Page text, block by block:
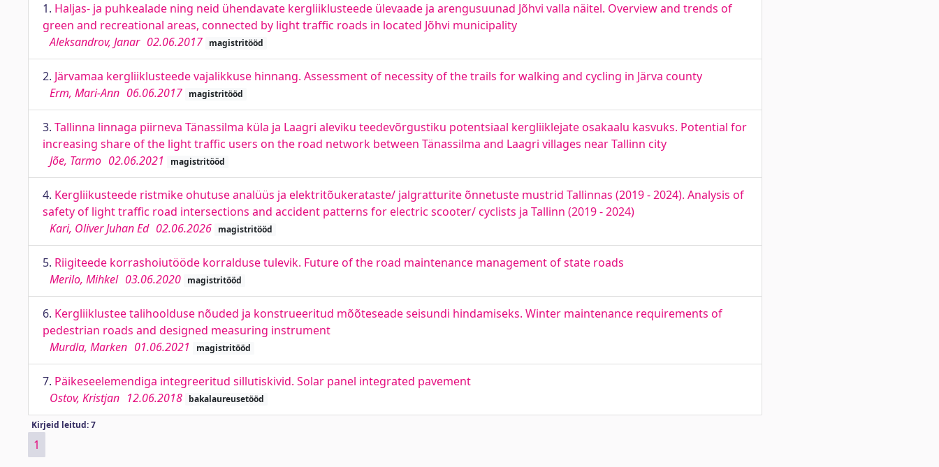
1. Haljas- ja puhkealade ning neid ühendavate kergliiklusteede ülevaade ja arengusuunad Jõhvi valla näitel. Overview and trends of
green and recreational areas, connected by light traffic roads in located Jõhvi municipality
Aleksandrov, Janar 02.06.2017 magistritööd
2. Järvamaa kergliiklusteede vajalikkuse hinnang. Assessment of necessity of the trails for walking and cycling in Järva county
Erm, Mari-Ann 06.06.2017 magistritööd
3. Tallinna linnaga piirneva Tänassilma küla ja Laagri aleviku teedevõrgustiku potentsiaal kergliiklejate osakaalu kasvuks. Potential for
increasing share of the light traffic users on the road network between Tänassilma and Laagri villages near Tallinn city
Jõe, Tarmo 02.06.2021 magistritööd
4. Kergliikusteede ristmike ohutuse analüüs ja elektritõukerataste/ jalgratturite õnnetuste mustrid Tallinnas (2019 - 2024). Analysis of
safety of light traffic road intersections and accident patterns for electric scooter/ cyclists ja Tallinn (2019 - 2024)
Kari, Oliver Juhan Ed 02.06.2026 magistritööd
5. Riigiteede korrashoiutööde korralduse tulevik. Future of the road maintenance management of state roads
Merilo, Mihkel 03.06.2020 magistritööd
6. Kergliiklustee talihoolduse nõuded ja konstrueeritud mõõteseade seisundi hindamiseks. Winter maintenance requirements of
pedestrian roads and designed measuring instrument
Murdla, Marken 01.06.2021 magistritööd
7. Päikeseelemendiga integreeritud sillutiskivid. Solar panel integrated pavement
Ostov, Kristjan 12.06.2018 bakalaureusetööd
Kirjeid leitud: 7
1